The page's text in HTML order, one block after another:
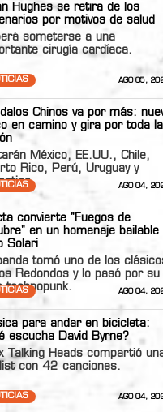
Hughes se retira de los
por motivos de salud
someterse a una
cirugía cardíaca.
AGO 05,
Chinos va por más:
en camino y gira por toda la
México, EE.UU., Chile,
Rico, Perú, Uruguay y
AGO 04,
convierte "Fuegos de
en un homenaje bailable
Solari
tomó uno de los
Redondos y lo pasó por su
technopunk.
AGO 04,
para andar en bicicleta:
escucha David Byrne?
Talking Heads compartió
con 42 canciones.
AGO 04,